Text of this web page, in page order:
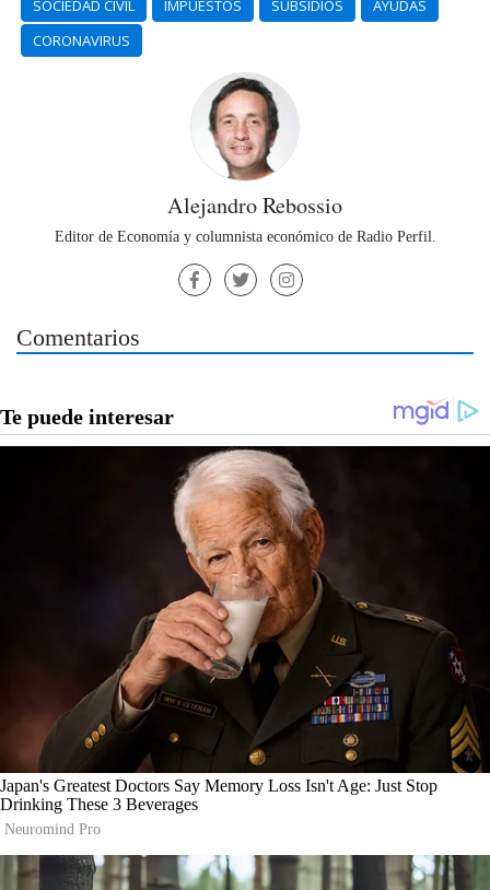
SOCIEDAD CIVIL
IMPUESTOS SUBSIDIOS
AYUDAS
CORONAVIRUS
Alejandro Rebossio
Editor de Economía y columnista económico de Radio Perfil.
Comentarios